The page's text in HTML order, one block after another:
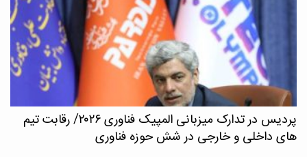
پردیس در تدارک میزبانی المپیک فناوری ۲۰۲۶/ رقابت تیم
های داخلی و خارجی در شش حوزه فناوری